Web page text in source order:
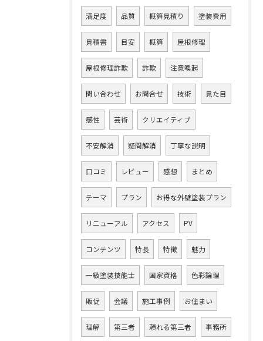
満足度 品質 概算見積り 塗装費用
見積書 目安 概算 屋根修理
屋根修理詐欺 詐欺 注意喚起
問い合わせ お問合せ 技術 見た目
感性 芸術 クリエイティブ
不安解消 疑問解消 丁寧な説明
口コミ レビュー 感想 まとめ
テーマ プラン お得な外壁塗装プラン
リニューアル アクセス PV
コンテンツ 特長 特徴 魅力
一級塗装技能士 国家資格 色彩論理
販促 会議 施工事例 お住まい
理解 第三者 頼れる第三者 事務所